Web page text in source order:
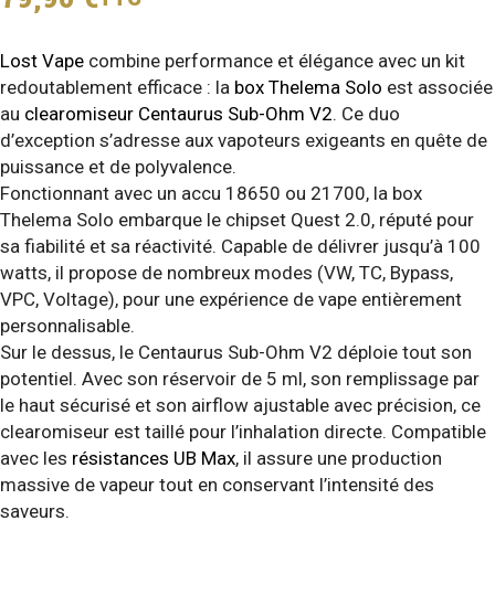
Lost Vape combine performance et élégance avec un kit
redoutablement efficace : la box Thelema Solo est associée
au clearomiseur Centaurus Sub-Ohm V2. Ce duo
d’exception s’adresse aux vapoteurs exigeants en quête de
puissance et de polyvalence.
Fonctionnant avec un accu 18650 ou 21700, la box
Thelema Solo embarque le chipset Quest 2.0, réputé pour
sa fiabilité et sa réactivité. Capable de délivrer jusqu’à 100
watts, il propose de nombreux modes (VW, TC, Bypass,
VPC, Voltage), pour une expérience de vape entièrement
personnalisable.
Sur le dessus, le Centaurus Sub-Ohm V2 déploie tout son
potentiel. Avec son réservoir de 5 ml, son remplissage par
le haut sécurisé et son airflow ajustable avec précision, ce
clearomiseur est taillé pour l’inhalation directe. Compatible
avec les résistances UB Max, il assure une production
massive de vapeur tout en conservant l’intensité des
saveurs.